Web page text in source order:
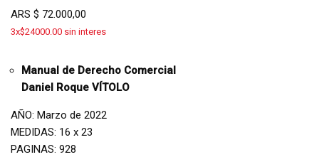
ARS $ 72.000,00
3x$24000.00 sin interes
Manual de Derecho Comercial
Daniel Roque VÍTOLO
AÑO: Marzo de 2022
MEDIDAS: 16 x 23
PAGINAS: 928